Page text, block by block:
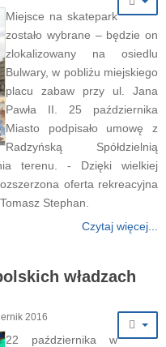
Miejsce na skatepark
zostało wybrane – będzie on
zlokalizowany na osiedlu
Bulwary, w pobliżu miejskiego
placu zabaw przy ul. Jana
Pawła II. 25 października
Miasto podpisało umowę z
Radzyńską Spółdzielnią
terenu. - Dzięki wielkiej
oferta rekreacyjna
Stephan.
Czytaj więcej...
władzach
2016
22 października w